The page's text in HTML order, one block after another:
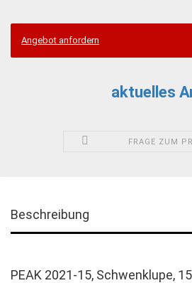
Angebot anfordern
aktuelles
FRAGE ZUM
Beschreibung
PEAK 2021-15, Schwenklupe,